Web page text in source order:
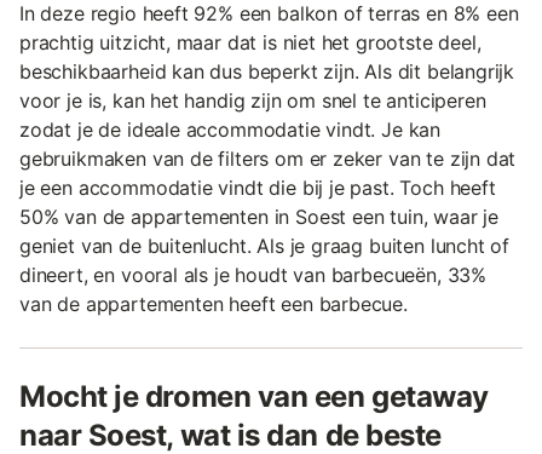
In deze regio heeft 92% een balkon of terras en 8% een
prachtig uitzicht, maar dat is niet het grootste deel,
beschikbaarheid kan dus beperkt zijn. Als dit belangrijk
voor je is, kan het handig zijn om snel te anticiperen
zodat je de ideale accommodatie vindt. Je kan
gebruikmaken van de filters om er zeker van te zijn dat
je een accommodatie vindt die bij je past. Toch heeft
50% van de appartementen in Soest een tuin, waar je
geniet van de buitenlucht. Als je graag buiten luncht of
dineert, en vooral als je houdt van barbecueën, 33%
van de appartementen heeft een barbecue.
Mocht je dromen van een getaway
naar Soest, wat is dan de beste